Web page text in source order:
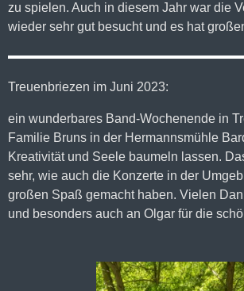
zu spielen. Auch in diesem Jahr war die
wieder sehr gut besucht und es hat
Treuenbriezen im Juni 2023:
ein wunderbares Band-Wochenende in
Familie Bruns in der Hermannsmühle
Kreativität und Seele baumeln lassen.
sehr, wie auch die Konzerte in der
großen Spaß gemacht haben. Vielen
und besonders auch an Olgar für die